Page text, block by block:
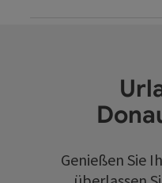
Genießen Sie